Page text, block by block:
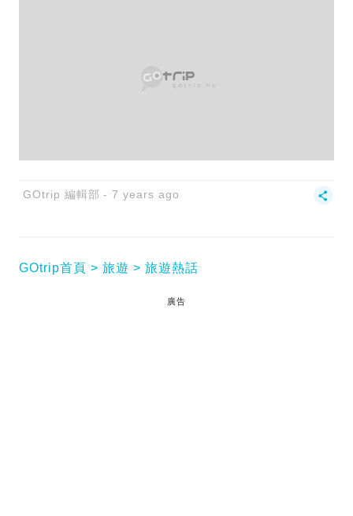
GOtrip 編輯部 7 years ago
GOtrip首頁 旅遊 旅遊熱話
廣告